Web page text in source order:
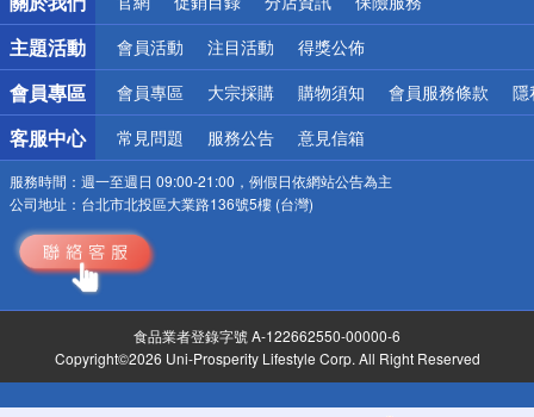
偏遠地區配送
詐騙網頁！請小心！
主題活動 會員活動 注目活動 得獎公佈
會員專區 會員專區 大宗採購 購物須知 會員服務條款 隱
客服中心 常見問題 服務公告 意見信箱
服務時間： 週一至週日 09:00-21:00，例假日依網站公告為主
公司地址： 台北市北投區大業路136號5樓 (台灣)
食品業者登錄字號 A-122662550-00000-6
Copyright©2026 Uni-Prosperity Lifestyle Corp. All Right Reserved